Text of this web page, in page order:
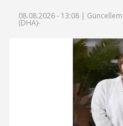
08.08.2026 - 13:08 |
(DHA)-